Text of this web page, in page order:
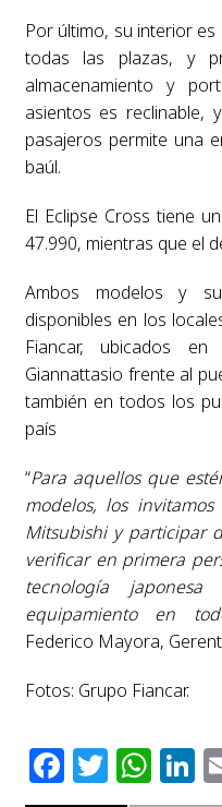
Por último, su interior
todas las plazas, y
almacenamiento y
asientos es reclinable,
pasajeros permite una
baúl.
El Eclipse Cross tiene
47.990, mientras que el
Ambos modelos y
disponibles en los
Fiancar, ubicados
Giannattasio frente al
también en todos los
país
“Para aquellos que
modelos, los
Mitsubishi y participar
verificar en primera
tecnología
equipamiento en
Federico Mayora,
Fotos: Grupo Fiancar.